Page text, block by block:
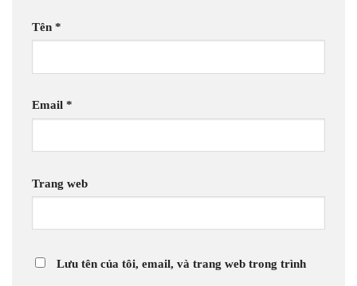
Tên *
Email *
Trang web
Lưu tên của tôi, email, và trang web trong trình